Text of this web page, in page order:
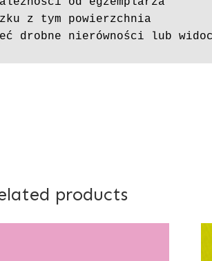
z tym powierzchnia
drobne nierówności lub
products